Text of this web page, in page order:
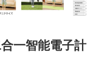
一智能電子計